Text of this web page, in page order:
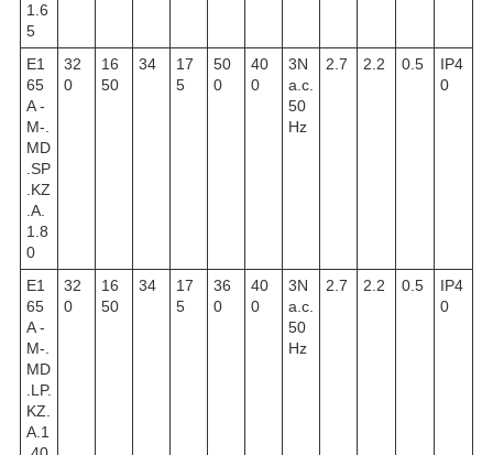
1.6
5
E1
65
A -
M-.
MD
.SP
.KZ
.A.
1.8
0
32
0
16
50
34
17
5
50
0
40
0
3N
a.c.
50
Hz
2.7 2.2 0.5
IP4
0
E1
65
A -
M-.
MD
.LP.
KZ.
A.1
32
0
16
50
34
17
5
36
0
40
0
3N
a.c.
50
Hz
2.7 2.2 0.5
IP4
0